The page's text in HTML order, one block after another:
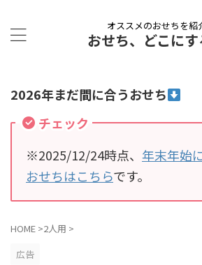
オススメのおせちを紹
おせち、どこにす
2026年まだ間に合うおせち
チェック
※2025/12/24時点、 年末年始
おせちはこちらです。
HOME >2人用 >
広告